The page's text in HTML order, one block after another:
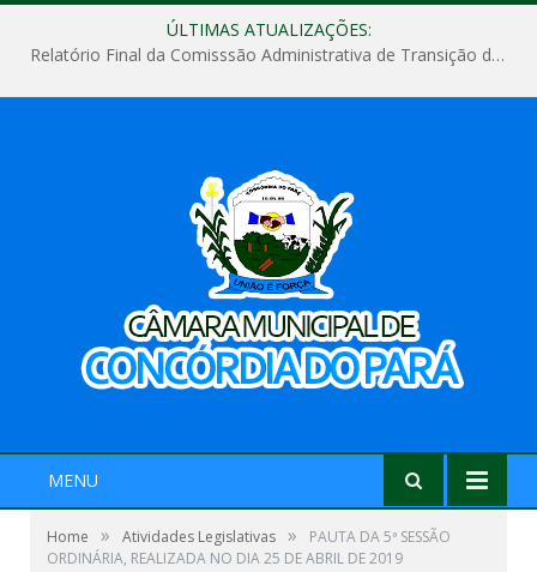
ÚLTIMAS ATUALIZAÇÕES:
Relatório Final da Comisssão Administrativa de Transição de Mandato do Poder Legislativo do Município de Concórdia do Pará
MENU
Home » Atividades Legislativas »
PAUTA DA 5ª SESSÃO
ORDINÁRIA, REALIZADA NO DIA 25 DE ABRIL DE 2019